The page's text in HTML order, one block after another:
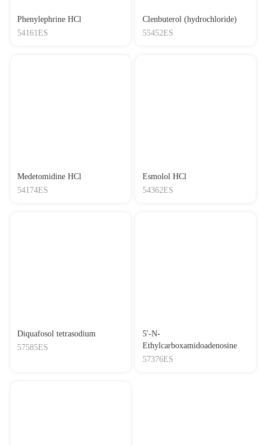
Phenylephrine HCl
54161ES
Clenbuterol (hydrochloride)
55452ES
Medetomidine HCl
54174ES
Esmolol HCl
54362ES
Diquafosol tetrasodium
57585ES
5'-N-
Ethylcarboxamidoadenosine
57376ES